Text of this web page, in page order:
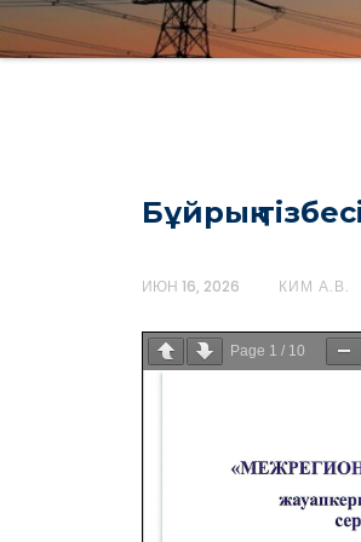
Бұйрық
ИЮН 16, 2026 КИМ А.В.
Page 1 / 10